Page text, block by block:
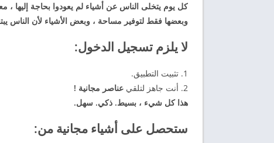
كل يوم يتخلى الناس عن أشياء لم يعودوا بحاجة إليها ،
وبعضها فقط لتوفير مساحة ، وبعض الأشياء لأن الناس
لا يلزم تسجيل الدخول:
1. تثبيت التطبيق.
2. أنت جاهز لتلقي
عناصر مجانية !
هذا كل شيء ، بسيط. ذكي. سهل.
ستحصل على أشياء مجانية من: